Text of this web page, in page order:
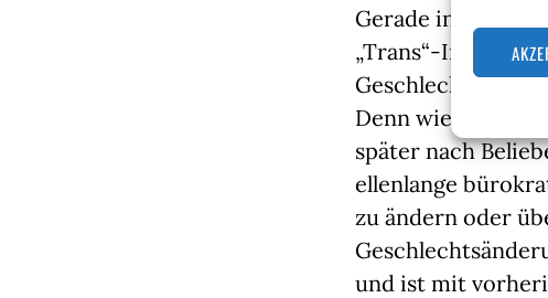
Gerade in den
„Trans“-
Geschlecht
Denn wie wir alle
später nach
ellenlange
zu ändern oder
und ist mit